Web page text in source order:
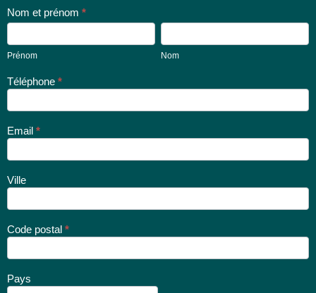
Nom et prénom *
Prénom
Prénom
Nom
Nom
Téléphone *
Email *
Ville
Code postal *
Pays